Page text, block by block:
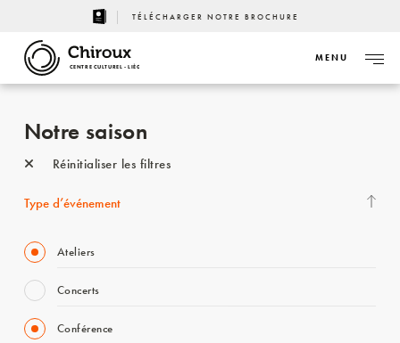
TÉLÉCHARGER NOTRE BROCHURE
CENTRE CULTUREL - LIÈGE
MENU
Notre saison
Réinitialiser les filtres
Type d’événement
Ateliers
Concerts
Conférence